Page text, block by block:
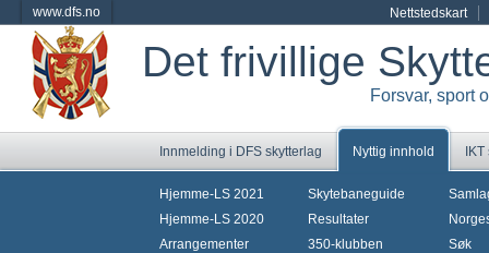
www.dfs.no Nettstedskart
Det frivillige
Forsvar, sport
Innmelding i DFS skytterlag Nyttig innhold
Hjemme-LS 2021
Hjemme-LS 2020
Arrangementer
Skytebaneguide
Resultater
350-klubben
Søk